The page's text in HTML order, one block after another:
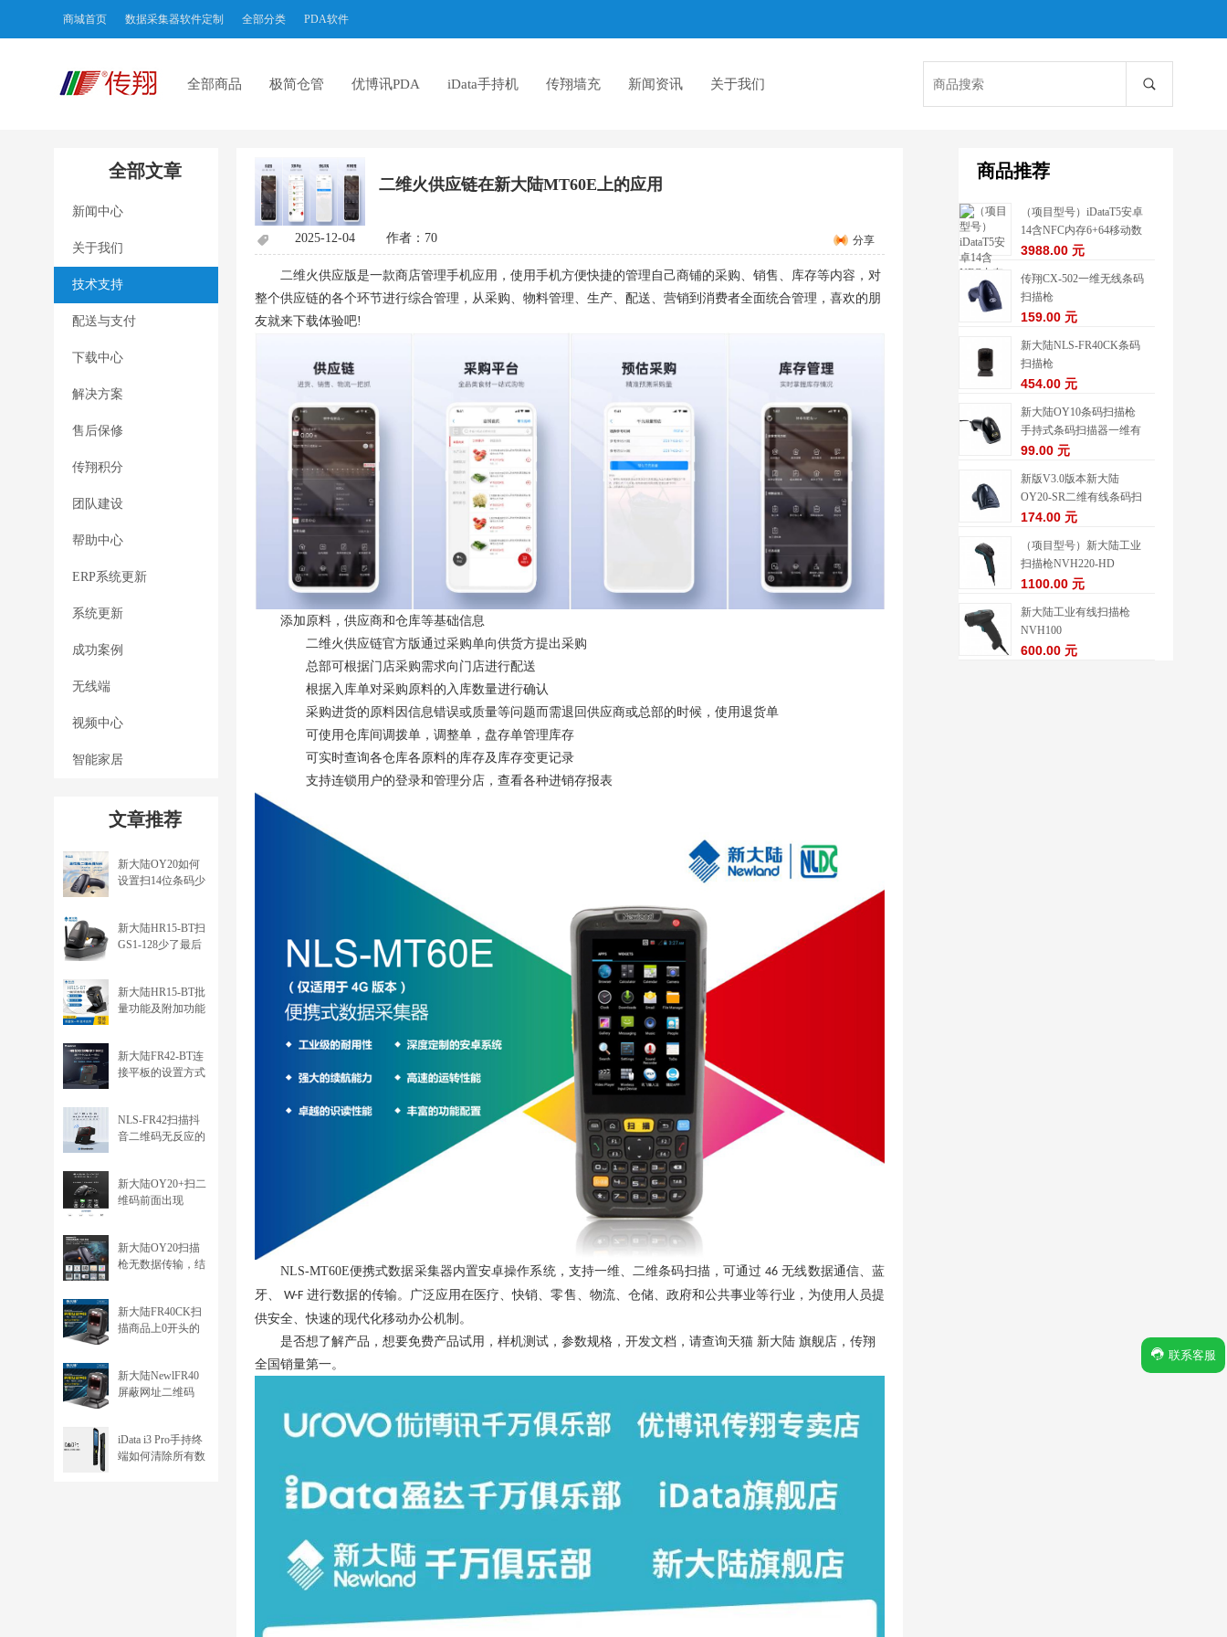
商城首页 数据采集器软件定制 全部分类 PDA软件
全部商品 极简仓管 优博讯PDA iData手持机 传翔墙充 新闻资讯 关于我们
全部文章
新闻中心
关于我们
技术支持
配送与支付
下载中心
解决方案
售后保修
传翔积分
团队建设
帮助中心
ERP系统更新
系统更新
成功案例
无线端
视频中心
智能家居
文章推荐
新大陆OY20如何
设置扫14位条码少
码）
新大陆HR15-BT扫
GS1-128少了最后
新大陆HR15-BT批
量功能及附加功能
新大陆FR42-BT连
接平板的设置方式
NLS-FR42扫描抖
音二维码无反应的
新大陆OY20+扫二
维码前面出现
新大陆OY20扫描
枪无数据传输，结
新大陆FR40CK扫
描商品上0开头的
（UPC-A）
新大陆NewlFR40
屏蔽网址二维码
iData i3 Pro手持终
端如何清除所有数
二维火供应链在新大陆MT60E上的应用
2025-12-04 作者： 70 分享
二维火供应版是一款商店管理手机应用，使用手机方便快捷的管理自己商铺的采购、销售、库存等内容，对
整个供应链的各个环节进行综合管理，从采购、物料管理、生产、配送、营销到消费者全面统合管理，喜欢的朋
友就来下载体验吧!
添加原料，供应商和仓库等基础信息
二维火供应链官方版通过采购单向供货方提出采购
总部可根据门店采购需求向门店进行配送
根据入库单对采购原料的入库数量进行确认
采购进货的原料因信息错误或质量等问题而需退回供应商或总部的时候，使用退货单
可使用仓库间调拨单，调整单，盘存单管理库存
可实时查询各仓库各原料的库存及库存变更记录
支持连锁用户的登录和管理分店，查看各种进销存报表
NLS-MT60E便携式数据采集器内置安卓操作系统，支持一维、二维条码扫描，可通过 46 无线数据通信、蓝
牙、
W-F 进行数据的传输。广泛应用在医疗、快销、零售、物流、仓储、政府和公共事业等行业，为使用人员提
供安全、快速的现代化移动办公机制。
是否想了解产品，想要免费产品试用，样机测试，参数规格，开发文档，请查询天猫 新大陆 旗舰店，传翔
全国销量第一。
商品推荐
（项目型号）iDataT5安卓
14含NFC内存6+64移动数
据终端5G
3988.00 元
传翔CX-502一维无线条码
扫描枪
159.00 元
新大陆NLS-FR40CK条码
扫描枪
454.00 元
新大陆OY10条码扫描枪
手持式条码扫描器一维有
线扫描枪
99.00 元
新版V3.0版本新大陆
OY20-SR二维有线条码扫
描枪
174.00 元
（项目型号）新大陆工业
扫描枪NVH220-HD
1100.00 元
新大陆工业有线扫描枪
NVH100
600.00 元
联系客服